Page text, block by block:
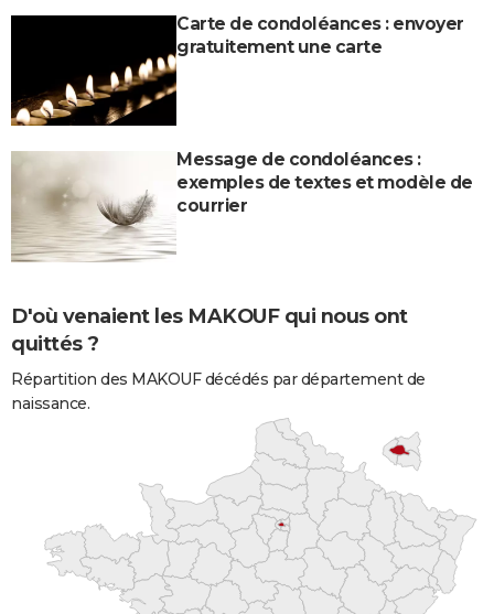
Carte de condoléances : envoyer
gratuitement une carte
Message de condoléances :
exemples de textes et modèle de
courrier
D'où venaient les MAKOUF qui nous ont
quittés ?
Répartition des MAKOUF décédés par département de
naissance.